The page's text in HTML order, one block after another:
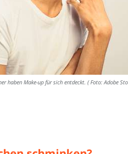
haben Make-up für sich entdeckt. ( Foto: Adobe